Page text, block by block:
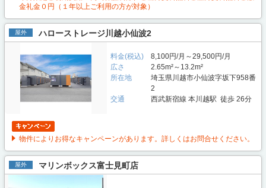
金礼金０円（１年以上ご利用の方が対象）
屋外 ハローストレージ川越小仙波2
料金(税込)
8,100円/月～29,500円/月
広さ
2.65m²～13.2m²
所在地
埼玉県川越市小仙波字坂下958番
2
交通
西武新宿線 本川越駅 徒歩 26分
物件によりお得なキャンペーンがあります。詳しくはお問合せください。
屋外 マリンボックス富士見町店